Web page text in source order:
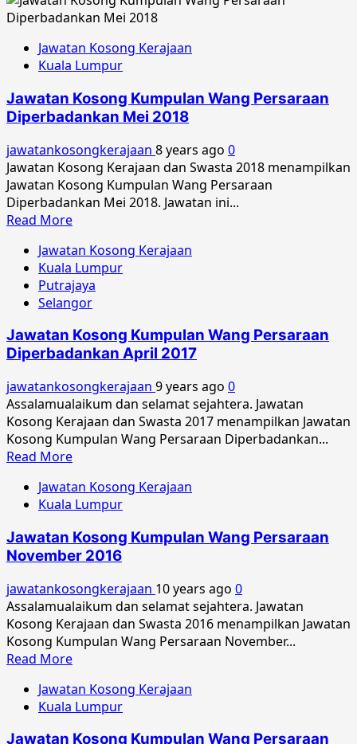
about
Kosong
Kumpulan
Persaraan
Diperbadankan
2018
Jawatan Kosong Kerajaan
Kuala Lumpur
Jawatan Kosong Kumpulan Wang Persaraan
Diperbadankan Mei 2018
jawatankosongkerajaan 8 years ago 0
Jawatan Kosong Kerajaan dan Swasta 2018 menampilkan
Jawatan Kosong Kumpulan Wang Persaraan
Diperbadankan Mei 2018. Jawatan ini...
Read MoreRead
about
Jawatan
Kosong
Kumpulan
Persaraan
Diperbadankan
2018
Jawatan Kosong Kerajaan
Kuala Lumpur
Putrajaya
Selangor
Jawatan Kosong Kumpulan Wang Persaraan
Diperbadankan April 2017
jawatankosongkerajaan 9 years ago 0
Assalamualaikum dan selamat sejahtera. Jawatan
Kosong Kerajaan dan Swasta 2017 menampilkan Jawatan
Kosong Kumpulan Wang Persaraan Diperbadankan...
Read MoreRead
about
Jawatan
Kumpulan
Wang
Diperbadankan
April
2017
Jawatan Kosong Kerajaan
Kuala Lumpur
Jawatan Kosong Kumpulan Wang Persaraan
November 2016
jawatankosongkerajaan 10 years ago 0
Assalamualaikum dan selamat sejahtera. Jawatan
Kosong Kerajaan dan Swasta 2016 menampilkan Jawatan
Kosong Kumpulan Wang Persaraan November...
Read MoreRead
about
Jawatan
Jawatan Kosong Kerajaan
Kuala Lumpur
Jawatan Kosong Kumpulan Wang Persaraan